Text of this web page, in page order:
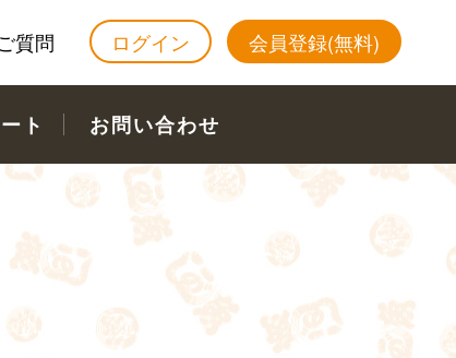
質問 ログイン 会員登録(無料)
ト お問い合わせ